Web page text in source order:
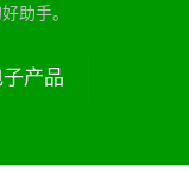
助手。
子产品